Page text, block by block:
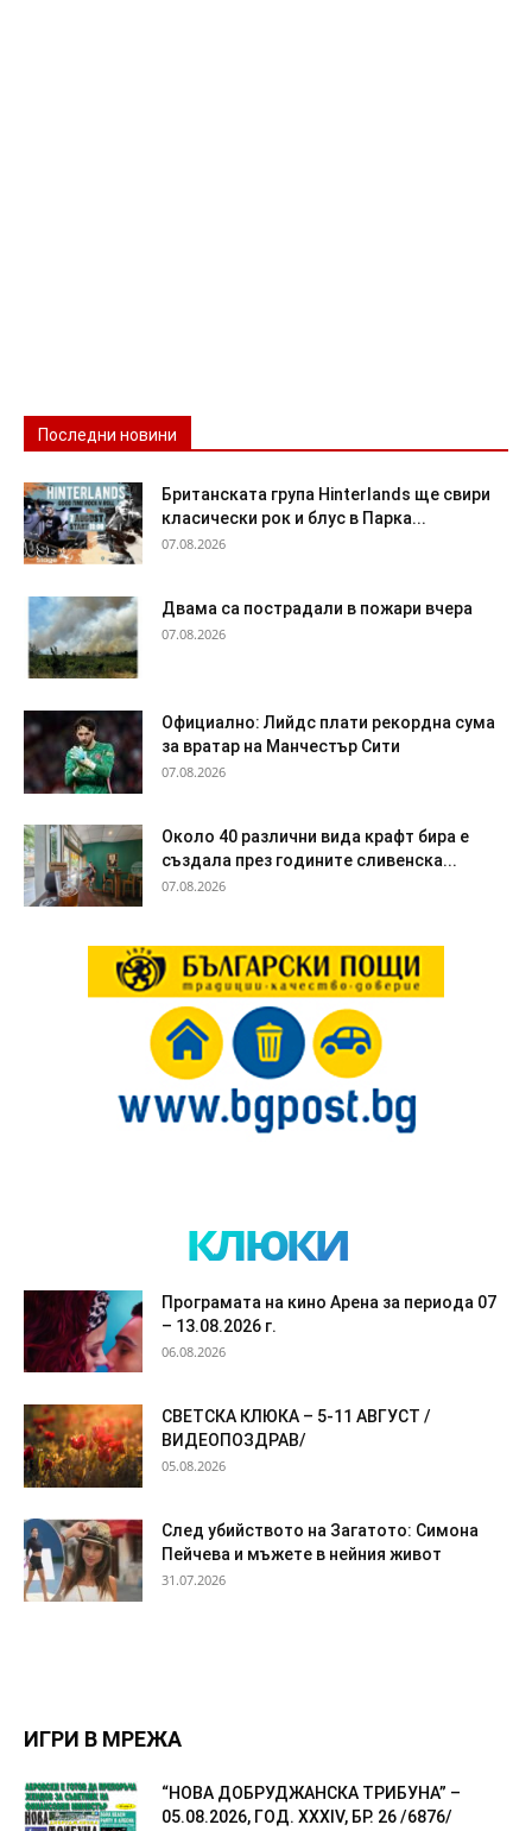
Последни новини
Британската група Hinterlands ще свири
класически рок и блус в Парка...
07.08.2026
Двама са пострадали в пожари вчера
07.08.2026
Официално: Лийдс плати рекордна сума
за вратар на Манчестър Сити
07.08.2026
Около 40 различни вида крафт бира е
създала през годините сливенска...
07.08.2026
клюки
Програмата на кино Арена за периода 07
– 13.08.2026 г.
06.08.2026
СВЕТСКА КЛЮКА – 5-11 АВГУСТ /
ВИДЕОПОЗДРАВ/
05.08.2026
След убийството на Загатото: Симона
Пейчева и мъжете в нейния живот
31.07.2026
ИГРИ В МРЕЖА
“НОВА ДОБРУДЖАНСКА ТРИБУНА” –
05.08.2026, ГОД. XXХIV, БР. 26 /6876/